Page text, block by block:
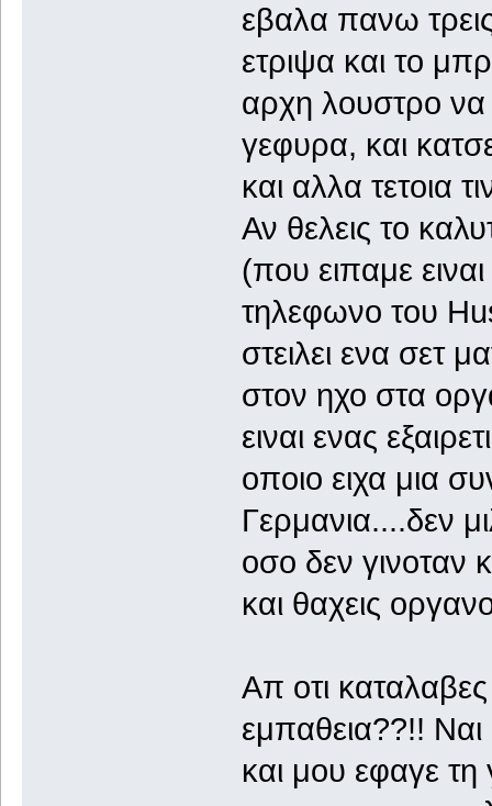
εβαλα πανω
ετριψα και το
αρχη λουστρο να
γεφυρα, και
και αλλα τετοια
Αν θελεις το
(που ειπαμε
τηλεφωνο του
στειλει ενα σετ
στον ηχο στα
ειναι ενας
οποιο ειχα μια
Γερμανια....δεν
οσο δεν γινοταν
και θαχεις
Απ οτι
εμπαθεια??!! Ναι
και μου εφαγε